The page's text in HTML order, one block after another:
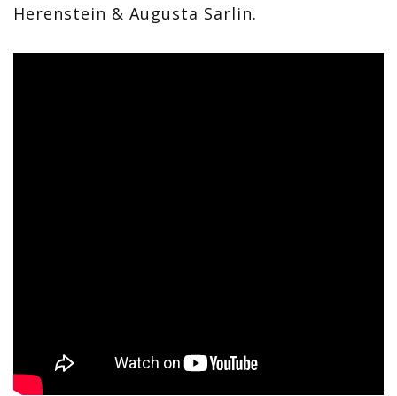
Herenstein & Augusta Sarlin.